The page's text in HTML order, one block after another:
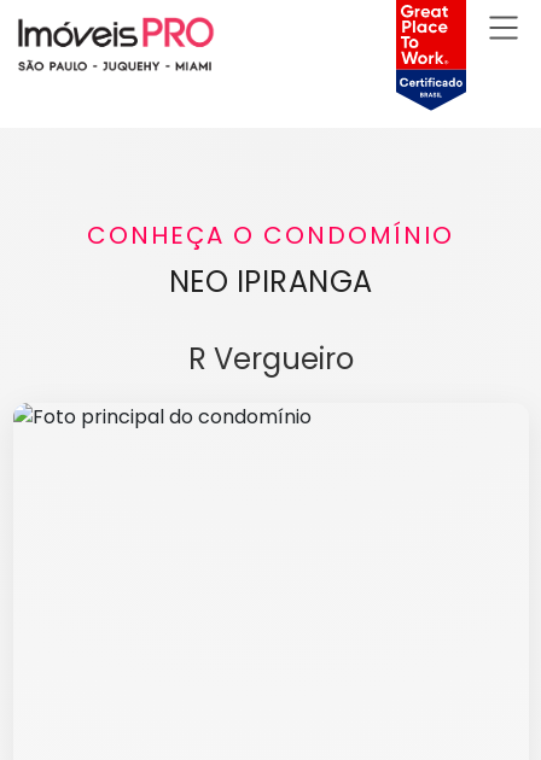
CONHEÇA O CONDOMÍNIO
NEO IPIRANGA
R Vergueiro